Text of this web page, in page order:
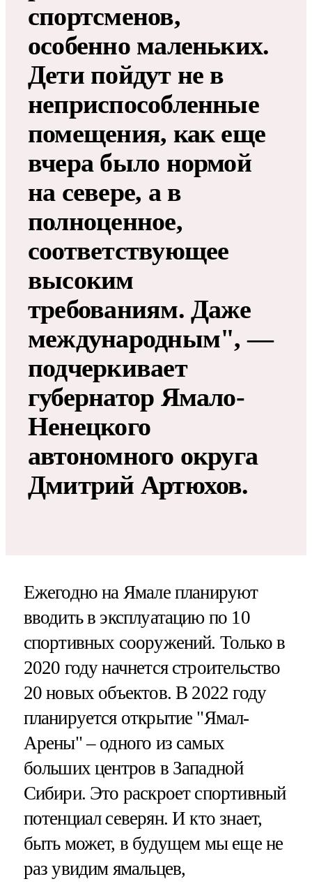
спортсменов,
особенно маленьких.
Дети пойдут не в
неприспособленные
помещения, как еще
вчера было нормой
на севере, а в
полноценное,
соответствующее
высоким
требованиям. Даже
международным", —
подчеркивает
губернатор Ямало-
Ненецкого
автономного округа
Дмитрий Артюхов.
Ежегодно на Ямале планируют
вводить в эксплуатацию по 10
спортивных сооружений. Только в
2020 году начнется строительство
20 новых объектов. В 2022 году
планируется открытие "Ямал-
Арены" – одного из самых
больших центров в Западной
Сибири. Это раскроет спортивный
потенциал северян. И кто знает,
быть может, в будущем мы еще не
раз увидим ямальцев,